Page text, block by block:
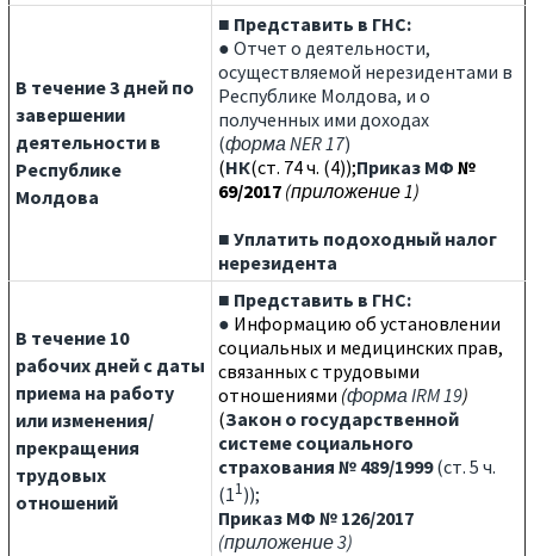
В течение 3 дней по
завершении
деятельности в
Республике
Молдова
■ Представить в ГНС:
● Отчет о деятельности,
осуществляемой нерезидентами в
Республике Молдова, и о
полученных ими доходах
(форма NER 17)
(НК(ст. 74 ч. (4));Приказ МФ №
69/2017 (приложение 1)
■ Уплатить подоходный налог
нерезидента
В течение 10
рабочих дней с даты
приема на работу
или изменения/
прекращения
трудовых
отношений
■ Представить в ГНС:
● Информацию об установлении
социальных и медицинских прав,
связанных с трудовыми
отношениями (форма IRM 19)
(Закон о государственной
системе социального
страхования № 489/1999(ст. 5 ч.
(11));
Приказ МФ № 126/2017
(приложение 3)